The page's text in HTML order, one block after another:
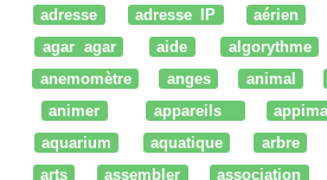
adresse
adresse IP aérien
agar agar
aide algorythme
anemomètre
anges animal
animer
appareils
aquarium
aquatique arbre
arts
assembler association